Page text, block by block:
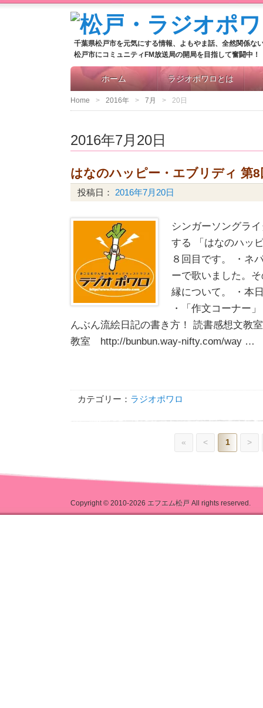
千葉県松戸市を元気にする情報、よもやま話、全然関係な
松戸市にコミュニティFM放送局の開局を目指して奮闘中！
ホーム ラジオポワロとは
Home 2016年 7月 20日
2016年7月20日
はなのハッピー・エブリディ 第8
投稿日： 2016年7月20日
シンガーソングラ
する 「はなのハッ
８回目です。 ・ネ
ーで歌いました。
縁について。 ・本
・「作文コーナー
んぶん流絵日記の書き方！ 読書感想文教
教室 http://bunbun.way-nifty.com/way …
カテゴリー： ラジオポワロ
« < 1 >
Copyright © 2010-2026 エフエム松戸 All rights reserved.